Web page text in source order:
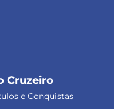
Cruzeiro
e Conquistas